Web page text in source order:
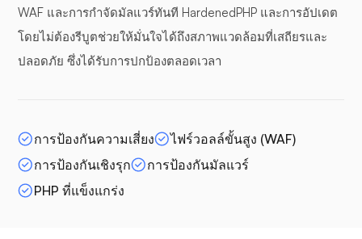
WAF และการกำจัดมัลแวร์ทันที HardenedPHP และการอัปเดต
โดยไม่ต้องรีบูตช่วยให้มั่นใจได้ถึงสภาพแวดล้อมที่เสถียรและ
ปลอดภัย ซึ่งได้รับการปกป้องตลอดเวลา
การป้องกันความเสี่ยง
ไฟร์วอลล์ขั้นสูง (WAF)
การป้องกันเชิงรุก
การป้องกันมัลแวร์
PHP ที่แข็งแกร่ง